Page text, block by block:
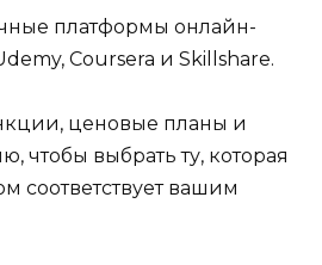
платформы онлайн-
Coursera и Skillshare.
ценовые планы и
чтобы выбрать ту, которая
соответствует вашим